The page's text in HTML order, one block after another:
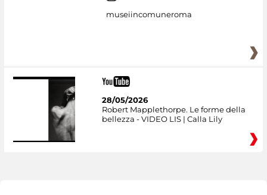
museiincomuneroma
28/05/2026
Robert Mapplethorpe. Le forme della
bellezza - VIDEO LIS | Calla Lily